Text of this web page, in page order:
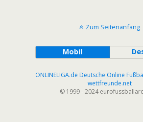
Zum Seitenanfang
Mobil
ONLINELIGA.de Deutsche Online
wettfreunde.net
© 1999 - 2024